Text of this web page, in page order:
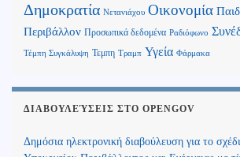
Δημοκρατία Νετανιάχου Οικονομία
Περιβάλλον Προσωπικά δεδομένα Ραδιόφωνο
Τέμπη Συγκάλυψη Τεμπη Τραμπ Υγεία Φάρμακα
ΔΙΑΒΟΥΛΕΎΣΕΙΣ ΣΤΟ OPENGOV
Δημόσια ηλεκτρονική διαβούλευση για το